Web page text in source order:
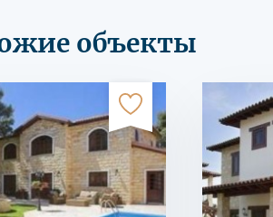
объекты